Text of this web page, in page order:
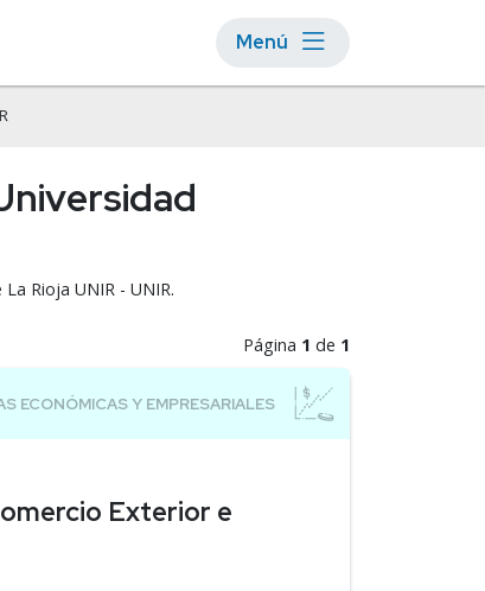
Menú
Rioja UNIR - UNIR.
Página 1 de 1
Exterior e